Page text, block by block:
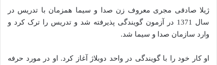
ژیلا صادقی مجری معروف زن صدا و سیما همزمان با تدریس در
سال 1371 در آزمون گویندگی پذیرفته‌ شد و تدریس را ترک کرد و
وارد سازمان صدا و سیما شد.
او کار خود را با گویندگی در واحد دوبلاژ آغاز کرد. او در مورد حرفه